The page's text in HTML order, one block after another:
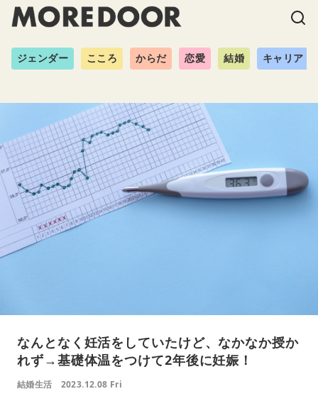
ジェンダー こころ からだ 恋愛 結婚 キャリア
なんとなく妊活をしていたけど、なかなか授か
れず→基礎体温をつけて2年後に妊娠！
結婚生活 2023.12.08 Fri